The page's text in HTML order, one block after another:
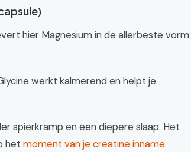
hier Magnesium in de allerbeste vorm:
werkt kalmerend en helpt je
spierkramp en een diepere slaap. Het
het moment van je creatine inname.